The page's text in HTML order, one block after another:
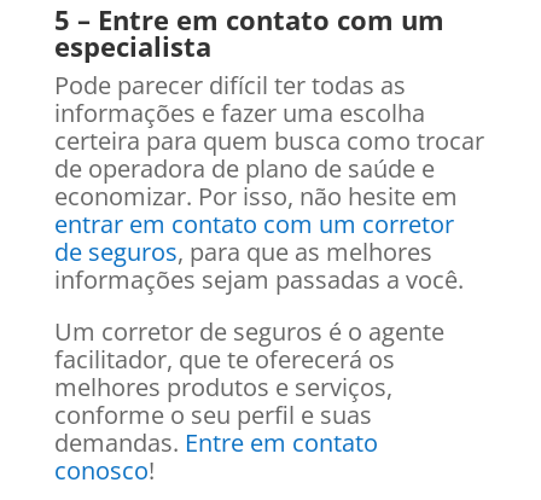
5 – Entre em contato com um
especialista
Pode parecer difícil ter todas as
informações e fazer uma escolha
certeira para quem busca como trocar
de operadora de plano de saúde e
economizar. Por isso, não hesite em
entrar em contato com um corretor
de seguros, para que as melhores
informações sejam passadas a você.
Um corretor de seguros é o agente
facilitador, que te oferecerá os
melhores produtos e serviços,
conforme o seu perfil e suas
demandas. Entre em contato
conosco!